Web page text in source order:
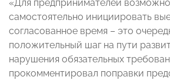
«Для предпринимателей
самостоятельно инициировать
согласованное время – это
положительный шаг на пути
нарушения обязательных
прокомментировал поправки